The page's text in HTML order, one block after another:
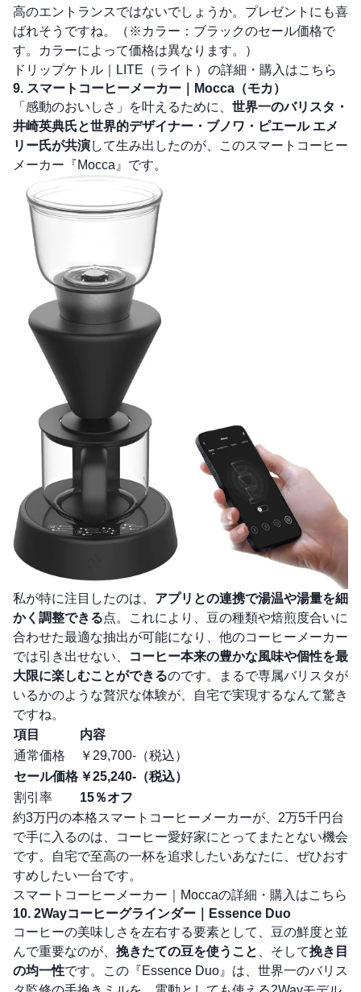
高のエントランスではないでしょうか。プレゼントにも喜
ばれそうですね。（※カラー：ブラックのセール価格で
す。カラーによって価格は異なります。）
ドリップケトル｜LITE（ライト）の詳細・購入はこちら
9. スマートコーヒーメーカー｜Mocca（モカ）
「感動のおいしさ」を叶えるために、 世界一のバリスタ・
井崎英典氏と世界的デザイナー・ブノワ・ピエール エメ
リー氏が共演して生み出したのが、このスマートコーヒー
メーカー『Mocca』です。
私が特に注目したのは、 アプリとの連携で湯温や湯量を細
かく調整できる点。これにより、豆の種類や焙煎度合いに
合わせた最適な抽出が可能になり、他のコーヒーメーカー
では引き出せない、
コーヒー本来の豊かな風味や個性を最
大限に楽しむことができるのです。まるで専属バリスタが
いるかのような贅沢な体験が、自宅で実現するなんて驚き
ですね。
項目
内容
通常価格
￥29,700-（税込）
セール価格 ￥25,240-（税込）
割引率
15％オフ
約3万円の本格スマートコーヒーメーカーが、2万5千円台
で手に入るのは、コーヒー愛好家にとってまたとない機会
です。自宅で至高の一杯を追求したいあなたに、ぜひおす
すめしたい一台です。
スマートコーヒーメーカー｜Moccaの詳細・購入はこちら
10. 2Wayコーヒーグラインダー｜Essence Duo
コーヒーの美味しさを左右する要素として、豆の鮮度と並
んで重要なのが、 挽きたての豆を使うこと 、そして挽き目
の均一性です。この『Essence Duo』は、世界一のバリス